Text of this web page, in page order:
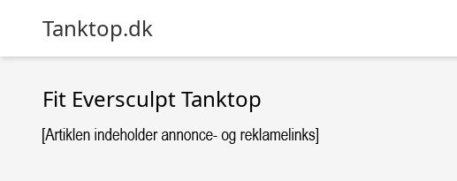
Tanktop.dk
Fit Eversculpt Tanktop